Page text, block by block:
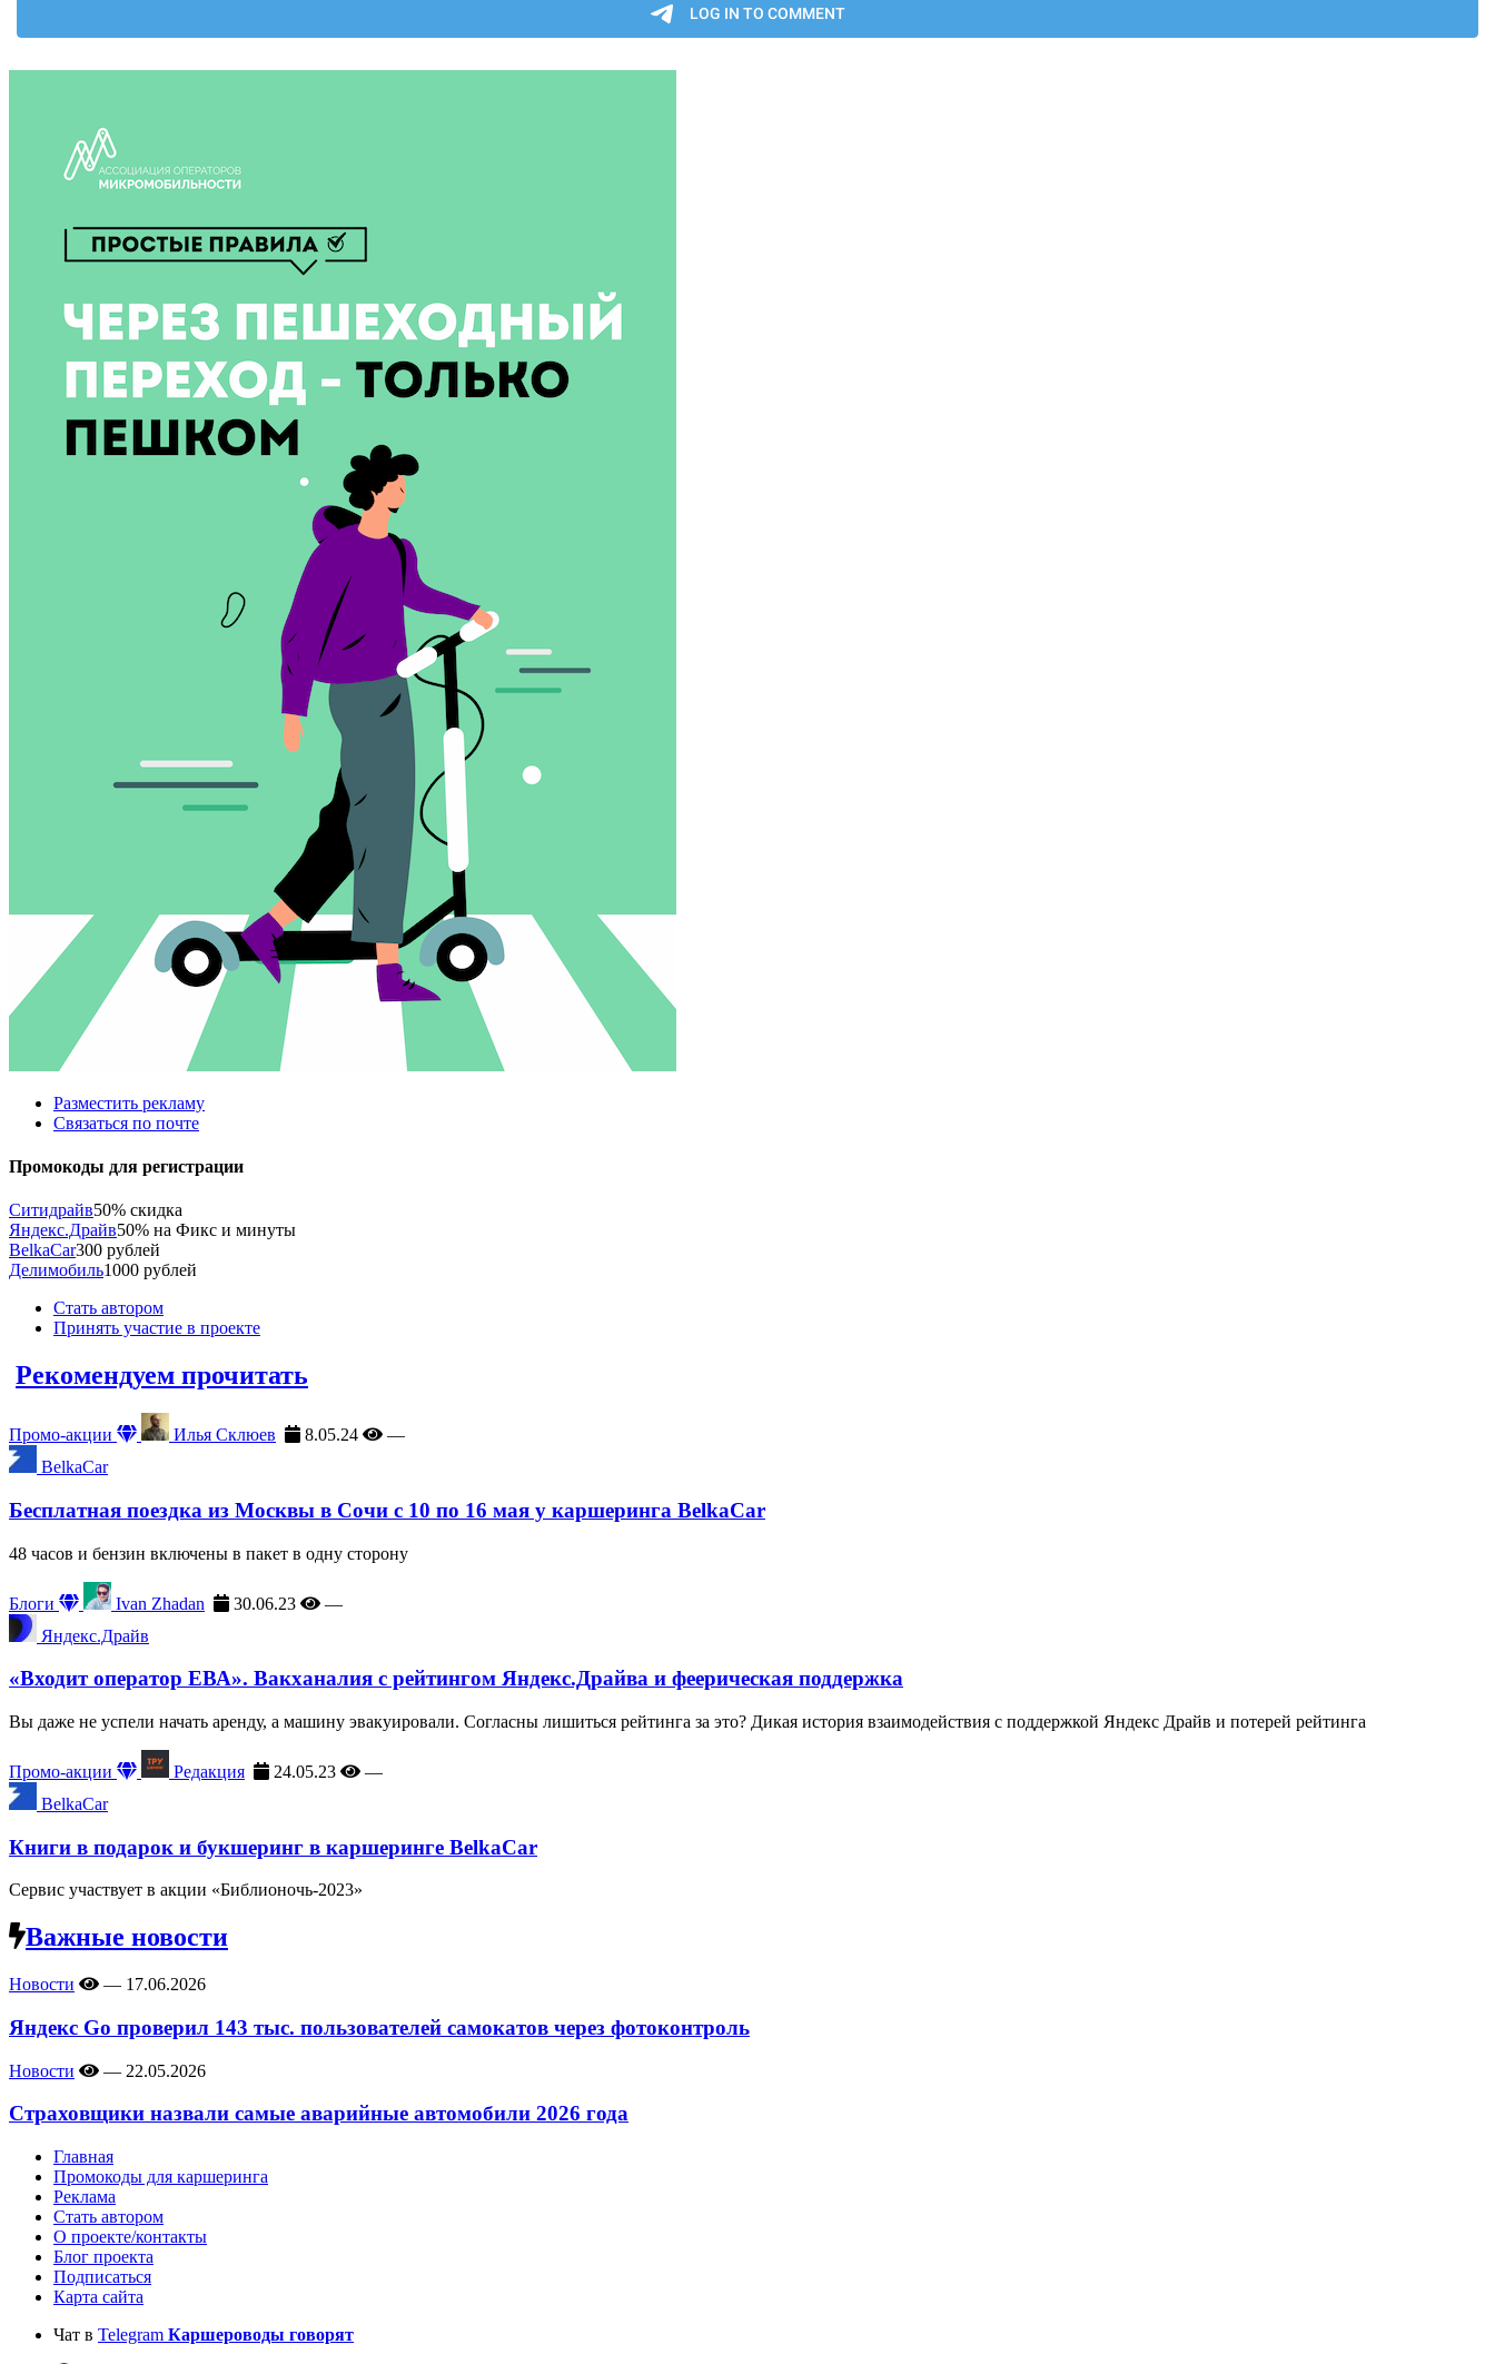
Разместить рекламу
Связаться по почте
Промокоды для регистрации
Ситидрайв50% скидка
Яндекс.Драйв50% на Фикс и минуты
BelkaCar300 рублей
Делимобиль1000 рублей
Стать автором
Принять участие в проекте
Рекомендуем прочитать
Промо-акции Илья Склюев 8.05.24
—
BelkaCar
Бесплатная поездка из Москвы в Сочи с 10 по 16 мая у каршеринга BelkaCar
48 часов и бензин включены в пакет в одну сторону
Блоги Ivan Zhadan 30.06.23
—
Яндекс.Драйв
«Входит оператор ЕВА». Вакханалия с рейтингом Яндекс.Драйва и феерическая поддержка
Вы даже не успели начать аренду, а машину эвакуировали. Согласны лишиться рейтинга за это? Дикая история взаимодействия с поддержкой Яндекс Драйв и потерей рейтинга
Промо-акции Редакция 24.05.23
—
BelkaCar
Книги в подарок и букшеринг в каршеринге BelkaCar
Сервис участвует в акции «Библионочь-2023»
Важные новости
Новости — 17.06.2026
Яндекс Go проверил 143 тыс. пользователей самокатов через фотоконтроль
Новости — 22.05.2026
Страховщики назвали самые аварийные автомобили 2026 года
Главная
Промокоды для каршеринга
Реклама
Стать автором
О проекте/контакты
Блог проекта
Подписаться
Карта сайта
Чат в Telegram Каршероводы говорят